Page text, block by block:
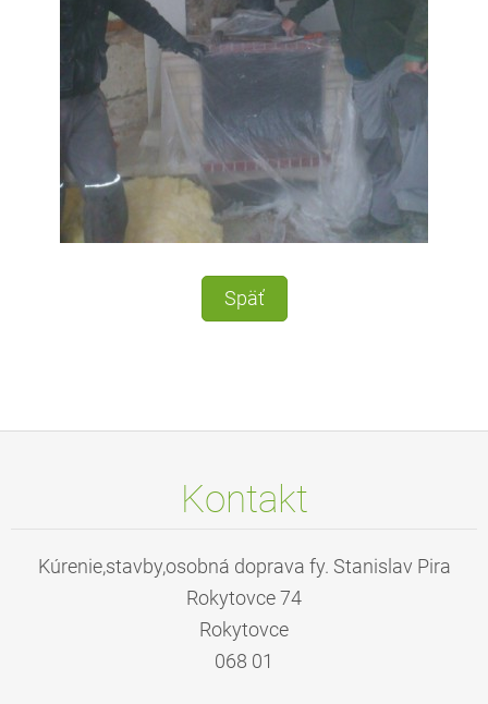
Späť
Kontakt
Kúrenie,stavby,osobná doprava fy. Stanislav Pira
Rokytovce 74
Rokytovce
068 01